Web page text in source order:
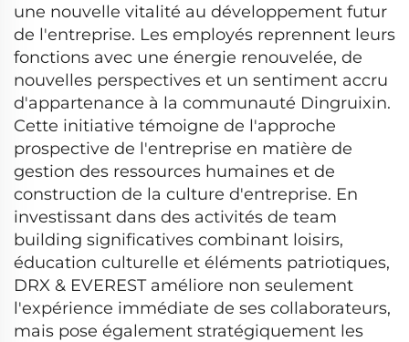
une nouvelle vitalité au développement futur
de l'entreprise. Les employés reprennent leurs
fonctions avec une énergie renouvelée, de
nouvelles perspectives et un sentiment accru
d'appartenance à la communauté Dingruixin.
Cette initiative témoigne de l'approche
prospective de l'entreprise en matière de
gestion des ressources humaines et de
construction de la culture d'entreprise. En
investissant dans des activités de team
building significatives combinant loisirs,
éducation culturelle et éléments patriotiques,
DRX & EVEREST améliore non seulement
l'expérience immédiate de ses collaborateurs,
mais pose également stratégiquement les